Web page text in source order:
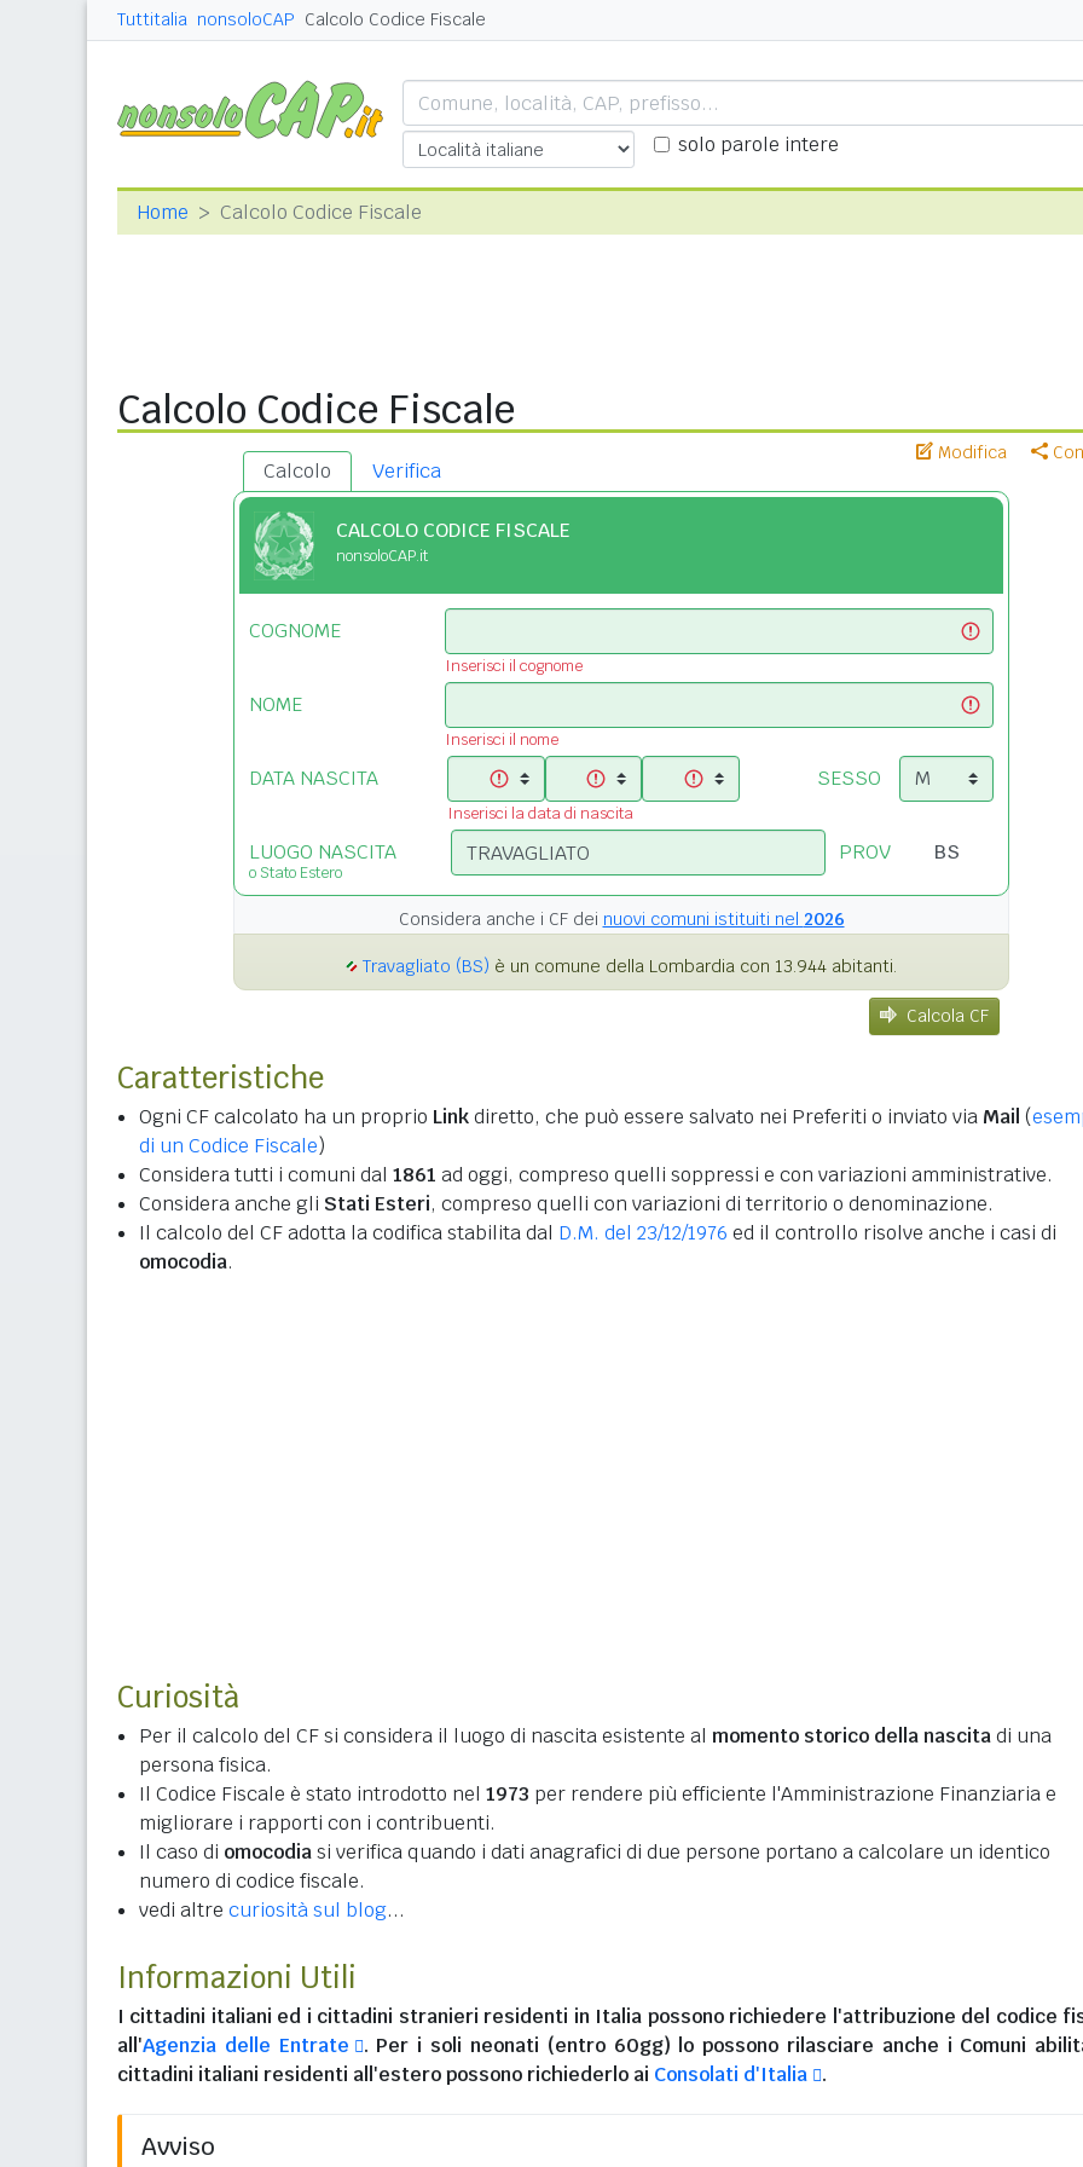
Tuttitalia nonsoloCAP Calcolo Codice Fiscale
solo parole intere
Home Calcolo Codice Fiscale
Calcolo Codice Fiscale
Modifica
Calcolo Verifica
CALCOLO CODICE FISCALE
nonsoloCAP.it
COGNOME
Inserisci il cognome
NOME
Inserisci il nome
DATA NASCITA
Inserisci la data di nascita
SESSO
LUOGO NASCITA
o Stato Estero
PROV
Considera anche i CF dei nuovi comuni istituiti nel 2026
Travagliato (BS) è un comune della Lombardia con 13.944 abitanti.
Calcola CF
Caratteristiche
Ogni CF calcolato ha un proprio Linkdiretto, che può essere salvato nei Preferiti o inviato via Mail (
di un Codice Fiscale)
Considera tutti i comuni dal 1861 ad oggi, compreso quelli soppressi e con variazioni amministrative.
Considera anche gli Stati Esteri, compreso quelli con variazioni di territorio o denominazione.
Il calcolo del CF adotta la codifica stabilita dal D.M. del 23/12/1976 ed il controllo risolve anche i casi di
omocodia.
Curiosità
Per il calcolo del CF si considera il luogo di nascita esistente al momento storico della nascitadi una
persona fisica.
Il Codice Fiscale è stato introdotto nel 1973 per rendere più efficiente l'Amministrazione Finanziaria e
migliorare i rapporti con i contribuenti.
Il caso di omocodiasi verifica quando i dati anagrafici di due persone portano a calcolare un identico
numero di codice fiscale.
vedi altre curiosità sul blog...
Informazioni Utili
I cittadini italiani ed i cittadini stranieri residenti in Italia possono richiedere l'attribuzione del codice
all'Agenzia delle Entrate
. Per i soli neonati (entro 60gg) lo possono rilasciare anche i Comuni
cittadini italiani residenti all'esteropossono richiederlo ai Consolati d'Italia .
Avviso